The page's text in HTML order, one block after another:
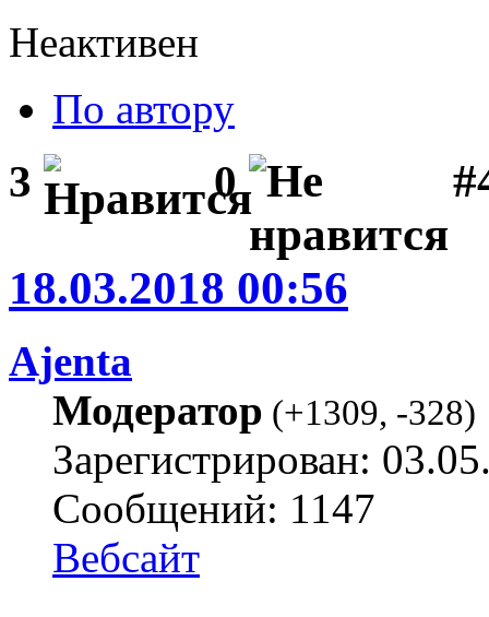
Неактивен
По автору
3 0
18.03.2018 00:56
Ajenta
Модератор (+1309, -328)
Зарегистрирован:
Сообщений: 1147
Вебсайт